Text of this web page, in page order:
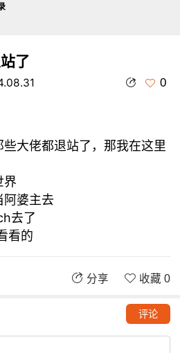
了
0
大佬都退站了，那我在这里
界
阿婆主去
去了
看的
分享 收藏 0
评论